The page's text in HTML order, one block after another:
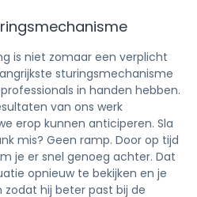
is niet zomaar een verplicht
sturingsmechanisme
in handen hebben.
van ons werk
erop kunnen anticiperen. Sla
mis? Geen ramp. Door op tijd
je er snel genoeg achter. Dat
opnieuw te bekijken en je
hij beter past bij de